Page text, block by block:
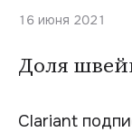
16 июня 2021
Доля
Clariant